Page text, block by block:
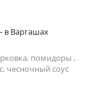
в Варгашах
помидоры ,
чесночный соус